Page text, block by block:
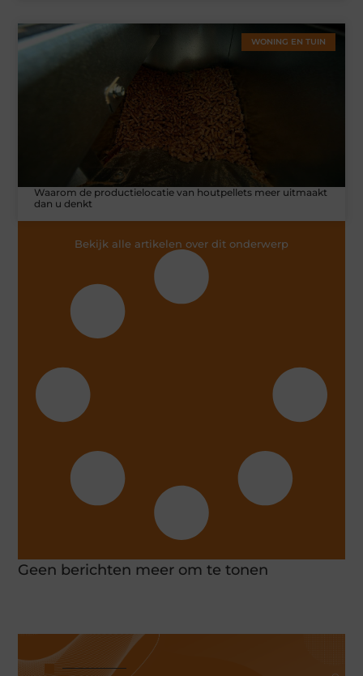
WONING EN TUIN
Waarom de productielocatie van houtpellets meer uitmaakt
dan u denkt
Bekijk alle artikelen over dit onderwerp
Geen berichten meer om te tonen